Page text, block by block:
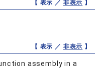
【 表示 ／ 非表示 】
【 表示 ／ 非表示 】
assembly in a